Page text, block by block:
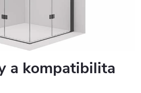
a kompatibilita